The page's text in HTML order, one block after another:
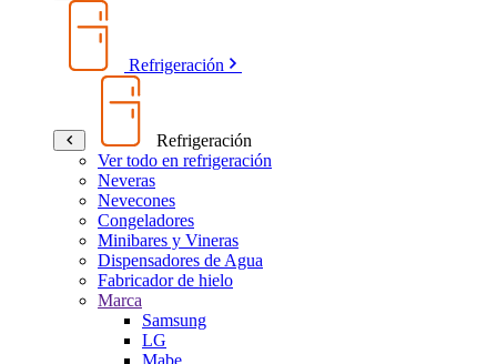
Refrigeración
Refrigeración
Ver todo en refrigeración
Neveras
Nevecones
Congeladores
Minibares y Vineras
Dispensadores de Agua
Fabricador de hielo
Marca
Samsung
LG
Mabe